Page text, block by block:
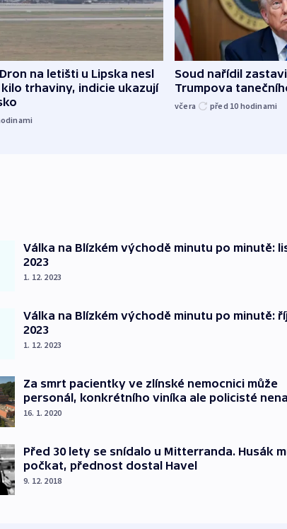
Dron na letišti u Lipska nesl
trhaviny, indicie ukazují
Soud nařídil
Trumpova
včera před 10 hodinami
Válka na Blízkém východě minutu po minutě:
2023
1. 12. 2023
Válka na Blízkém východě minutu po minutě:
2023
1. 12. 2023
Za smrt pacientky ve zlínské nemocnici může
personál, konkrétního viníka ale policisté
16. 1. 2020
Před 30 lety se snídalo u Mitterranda. Husák
počkat, přednost dostal Havel
9. 12. 2018